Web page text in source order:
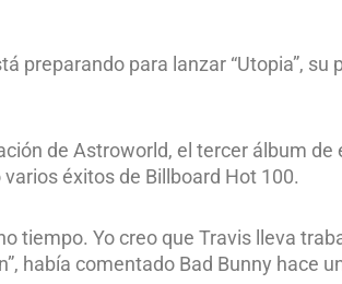
preparando para lanzar “Utopia”,
de Astroworld, el tercer álbum
éxitos de Billboard Hot 100.
tiempo. Yo creo que Travis lleva
había comentado Bad Bunny hace